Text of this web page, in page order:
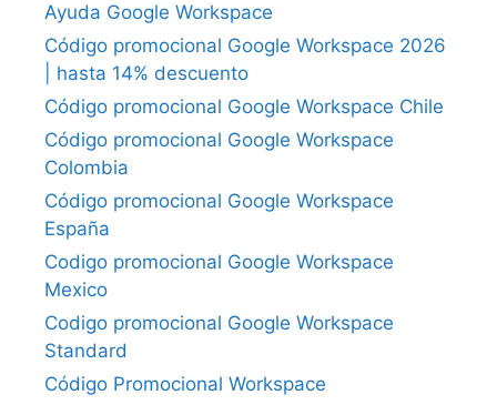
Ayuda Google Workspace
Código promocional Google Workspace 2026
| hasta 14% descuento
Código promocional Google Workspace Chile
Código promocional Google Workspace
Colombia
Código promocional Google Workspace
España
Codigo promocional Google Workspace
Mexico
Codigo promocional Google Workspace
Standard
Código Promocional Workspace